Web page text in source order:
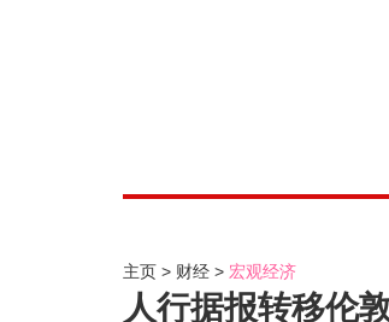
主页 财经 宏观经济
人行据报转移伦